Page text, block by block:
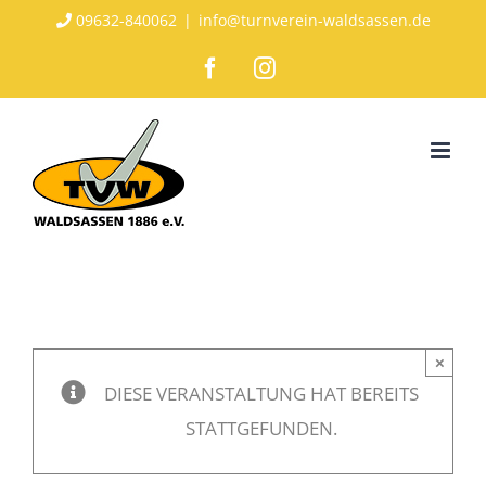
09632-840062 | info@turnverein-waldsassen.de
FacebookInstagram
DIESE VERANSTALTUNG HAT BEREITS
STATTGEFUNDEN.
×